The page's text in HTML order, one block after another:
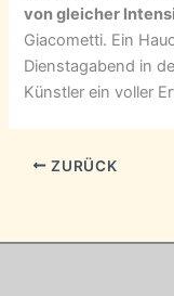
von gleicher
Giacometti. Ein
Dienstagabend in
Künstler ein voller
ZURÜCK